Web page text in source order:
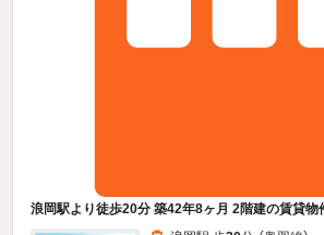
浪岡駅より徒歩20分 築42年8ヶ月 2階建の賃貸物